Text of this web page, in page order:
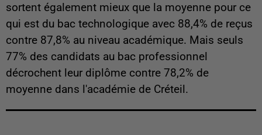
sortent également mieux que la moyenne pour ce
qui est du bac technologique avec 88,4% de reçus
contre 87,8% au niveau académique. Mais seuls
77% des candidats au bac professionnel
décrochent leur diplôme contre 78,2% de
moyenne dans l'académie de Créteil.